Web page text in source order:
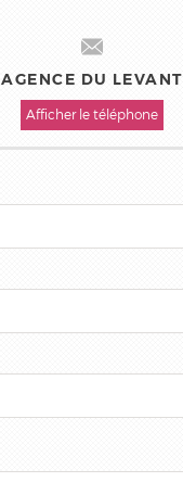
AGENCE DU LEVANT
Afficher le téléphone